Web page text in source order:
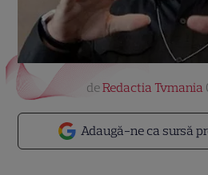
Adaugă-ne ca sursă
deRedactia Tvmania